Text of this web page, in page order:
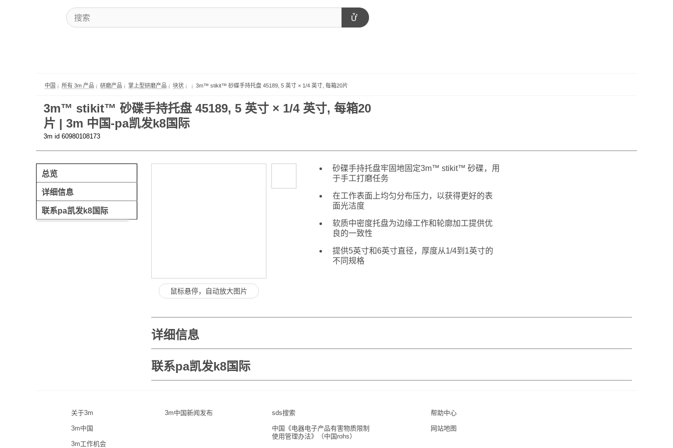
中国 所有 3m 产品 研磨产品 掌上型研磨产品 块状 3m™ stikit™ 砂碟手持托盘 45189, 5 英寸 × 1/4 英寸, 每箱20片
3m™ stikit™ 砂碟手持托盘 45189, 5 英寸 × 1/4 英寸, 每箱20
片 | 3m 中国-pa凯发k8国际
3m id 60980108173
总览
详细信息
联系pa凯发k8国际
鼠标悬停，自动放大图片
砂碟手持托盘牢固地固定3m™ stikit™ 砂碟，用
于手工打磨任务
在工作表面上均匀分布压力，以获得更好的表
面光洁度
软质中密度托盘为边缘工作和轮廓加工提供优
良的一致性
提供5英寸和6英寸直径，厚度从1/4到1英寸的
不同规格
详细信息
联系pa凯发k8国际
关于3m
3m中国
3m工作机会
3m中国新闻发布 sds搜索
中国《电器电子产品有害物质限制
使用管理办法》（中国rohs）
帮助中心
网站地图